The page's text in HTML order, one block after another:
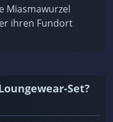
Miasmawurzel
ihren Fundort
Set?